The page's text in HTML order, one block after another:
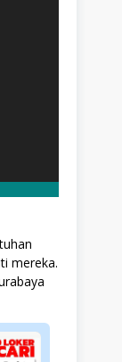
mereka.